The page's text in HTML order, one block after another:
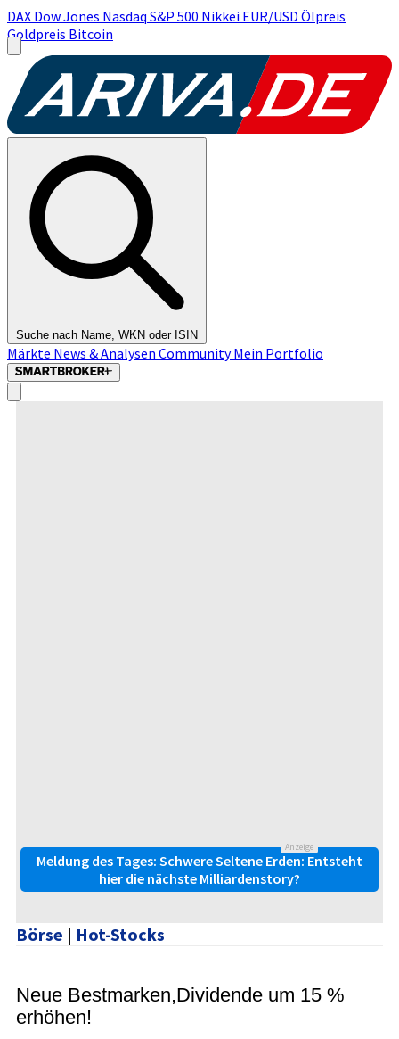
DAX Dow Jones Nasdaq S&P 500 Nikkei EUR/USD Ölpreis
Goldpreis Bitcoin
Suche nach Name, WKN oder ISIN
Märkte News & Analysen CommunityMein Portfolio
Anzeige
Meldung des Tages: Schwere Seltene Erden: Entsteht
hier die nächste Milliardenstory?
Börse | Hot-Stocks
Neue Bestmarken,Dividende um 15 %
erhöhen!